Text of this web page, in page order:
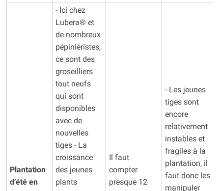
Plantation
d’été en
- Ici chez
Lubera® et
de nombreux
pépiniéristes,
ce sont des
groseilliers
tout neufs
qui sont
disponibles
avec de
nouvelles
tiges - La
croissance
des jeunes
plants
Il faut
compter
presque 12
- Les jeunes
tiges sont
encore
relativement
instables et
fragiles à la
plantation, il
faut donc les
manipuler